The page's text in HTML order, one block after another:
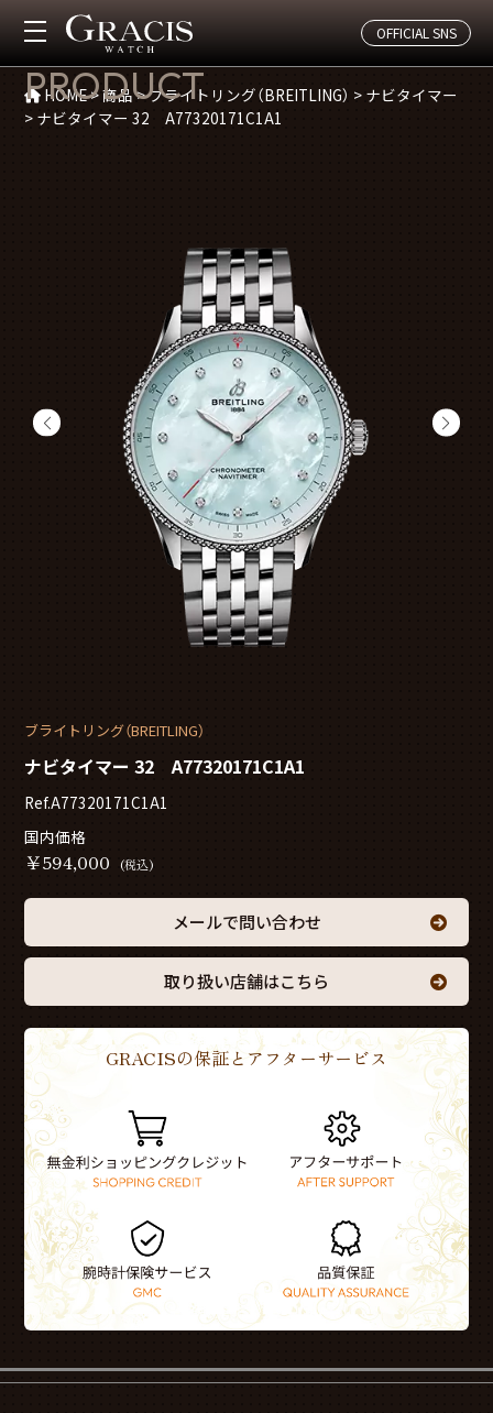
OFFICIAL SNS
商品紹介
PRODUCT
HOME>商品>ブライトリング（BREITLING） > ナビタイマー
> ナビタイマー 32 A77320171C1A1
ブライトリング（BREITLING）
ナビタイマー 32 A77320171C1A1
Ref.A77320171C1A1
国内価格
￥594,000 (税込)
メールで問い合わせ
取り扱い店舗はこちら
GRACISの保証とアフターサービス